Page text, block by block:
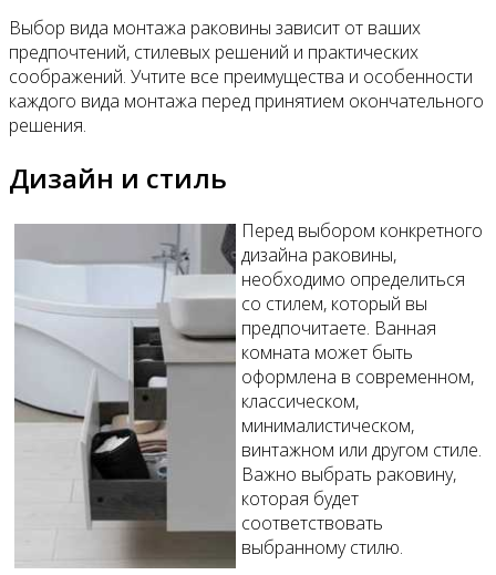
Выбор вида монтажа раковины зависит от ваших
предпочтений, стилевых решений и практических
соображений. Учтите все преимущества и особенности
каждого вида монтажа перед принятием окончательного
решения.
Дизайн и стиль
Перед выбором конкретного
дизайна раковины,
необходимо определиться
со стилем, который вы
предпочитаете. Ванная
комната может быть
оформлена в современном,
классическом,
минималистическом,
винтажном или другом стиле.
Важно выбрать раковину,
которая будет
соответствовать
выбранному стилю.